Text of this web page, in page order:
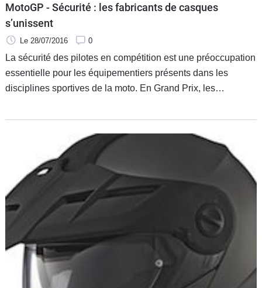
MotoGP - Sécurité : les fabricants de casques
s’unissent
Le 28/07/2016 0
La sécurité des pilotes en compétition est une préoccupation
essentielle pour les équipementiers présents dans les
disciplines sportives de la moto. En Grand Prix, les
travailler en commun sur des normes plus exigeantes encore